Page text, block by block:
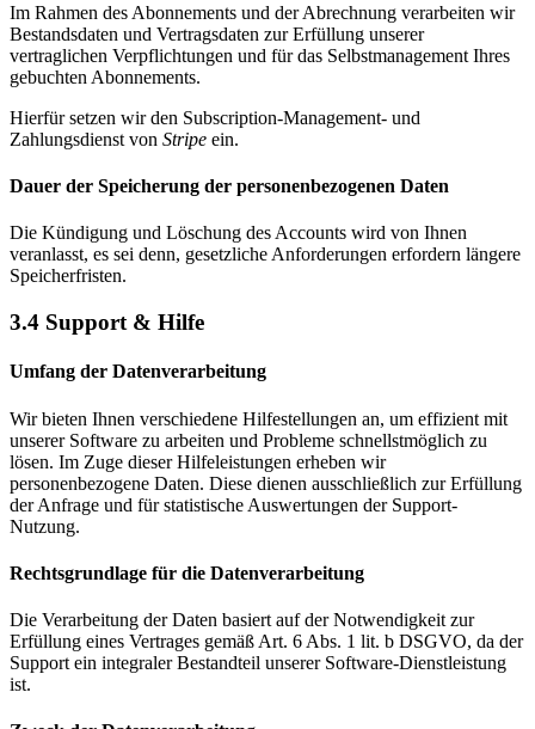
Im Rahmen des Abonnements und der Abrechnung verarbeiten wir
Bestandsdaten und Vertragsdaten zur Erfüllung unserer
vertraglichen Verpflichtungen und für das Selbstmanagement Ihres
gebuchten Abonnements.
Hierfür setzen wir den Subscription-Management- und
Zahlungsdienst von Stripe ein.
Dauer der Speicherung der personenbezogenen Daten
Die Kündigung und Löschung des Accounts wird von Ihnen
veranlasst, es sei denn, gesetzliche Anforderungen erfordern längere
Speicherfristen.
3.4 Support & Hilfe
Umfang der Datenverarbeitung
Wir bieten Ihnen verschiedene Hilfestellungen an, um effizient mit
unserer Software zu arbeiten und Probleme schnellstmöglich zu
lösen. Im Zuge dieser Hilfeleistungen erheben wir
personenbezogene Daten. Diese dienen ausschließlich zur Erfüllung
der Anfrage und für statistische Auswertungen der Support-
Nutzung.
Rechtsgrundlage für die Datenverarbeitung
Die Verarbeitung der Daten basiert auf der Notwendigkeit zur
Erfüllung eines Vertrages gemäß Art. 6 Abs. 1 lit. b DSGVO, da der
Support ein integraler Bestandteil unserer Software-Dienstleistung
ist.